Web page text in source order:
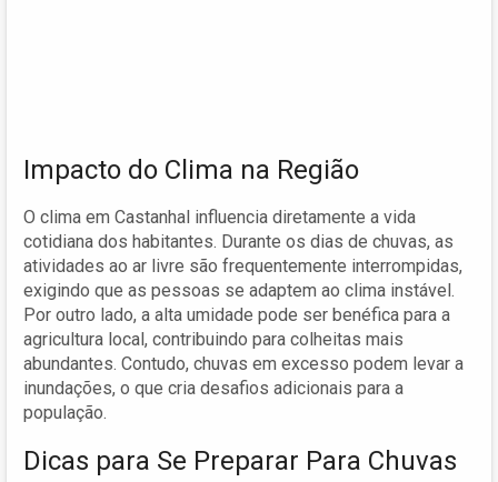
Impacto do Clima na Região
O clima em Castanhal influencia diretamente a vida
cotidiana dos habitantes. Durante os dias de chuvas, as
atividades ao ar livre são frequentemente interrompidas,
exigindo que as pessoas se adaptem ao clima instável.
Por outro lado, a alta umidade pode ser benéfica para a
agricultura local, contribuindo para colheitas mais
abundantes. Contudo, chuvas em excesso podem levar a
inundações, o que cria desafios adicionais para a
população.
Dicas para Se Preparar Para Chuvas